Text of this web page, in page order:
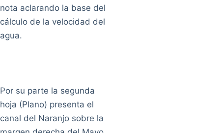
nota aclarando la base del
cálculo de la velocidad del
agua.
Por su parte la segunda
hoja (Plano) presenta el
canal del Naranjo sobre la